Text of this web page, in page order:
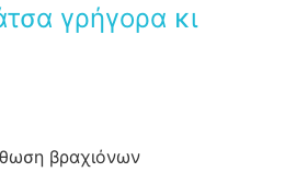
γρήγορα κι